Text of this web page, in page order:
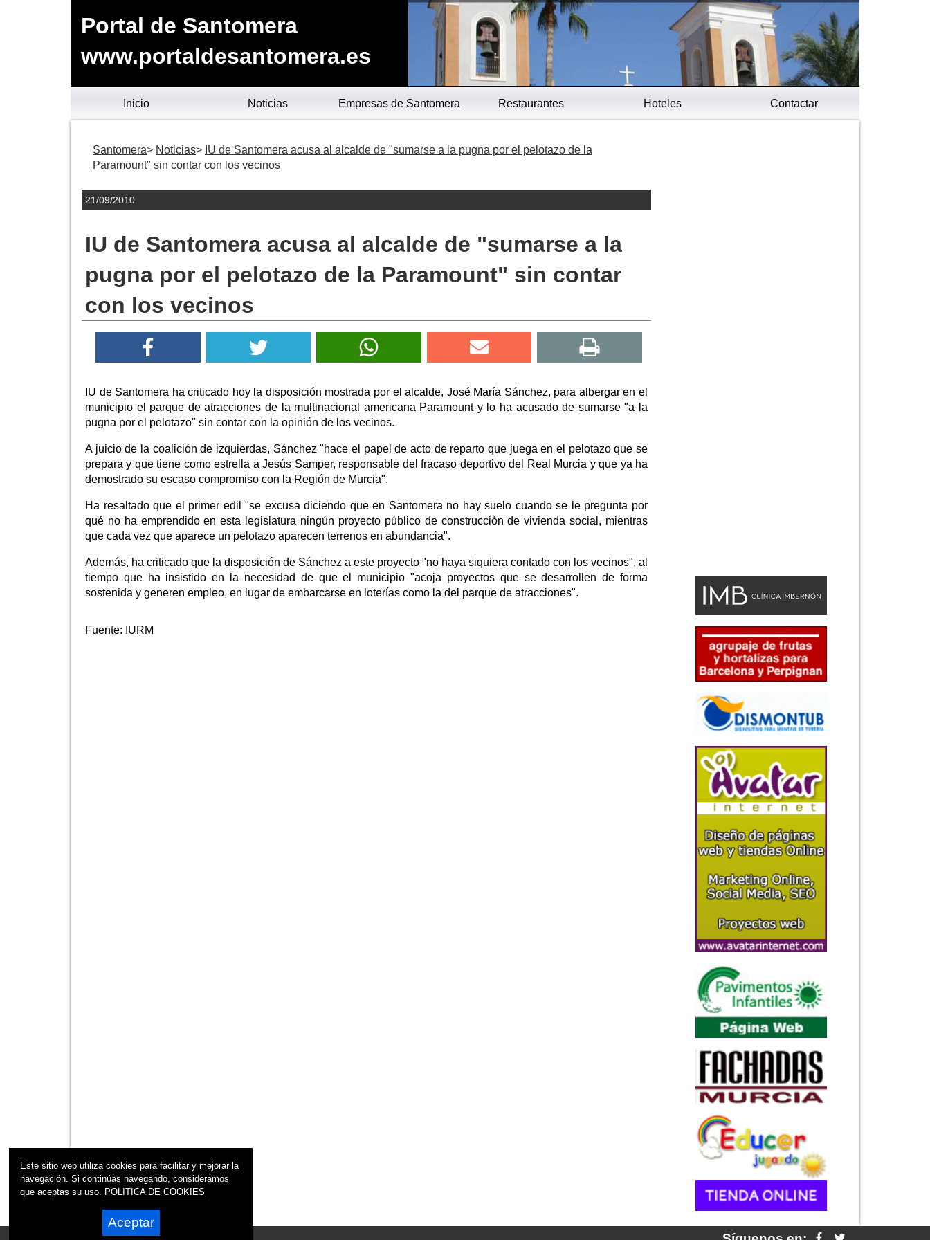
Portal de Santomera
www.portaldesantomera.es
Inicio Noticias Empresas de Santomera Restaurantes Hoteles Contactar
Santomera Noticias
IU de Santomera acusa al alcalde de "sumarse a la pugna por el pelotazo de la
Paramount" sin contar con los vecinos
21/09/2010
IU de Santomera acusa al alcalde de "sumarse a la
pugna por el pelotazo de la Paramount" sin contar
con los vecinos
IU de Santomera ha criticado hoy la disposición mostrada por el alcalde, José María Sánchez, para albergar en el
municipio el parque de atracciones de la multinacional americana Paramount y lo ha acusado de sumarse "a la
pugna por el pelotazo" sin contar con la opinión de los vecinos.
A juicio de la coalición de izquierdas, Sánchez "hace el papel de acto de reparto que juega en el pelotazo que se
prepara y que tiene como estrella a Jesús Samper, responsable del fracaso deportivo del Real Murcia y que ya ha
demostrado su escaso compromiso con la Región de Murcia".
Ha resaltado que el primer edil "se excusa diciendo que en Santomera no hay suelo cuando se le pregunta por
qué no ha emprendido en esta legislatura ningún proyecto público de construcción de vivienda social, mientras
que cada vez que aparece un pelotazo aparecen terrenos en abundancia".
Además, ha criticado que la disposición de Sánchez a este proyecto "no haya siquiera contado con los vecinos", al
tiempo que ha insistido en la necesidad de que el municipio "acoja proyectos que se desarrollen de forma
sostenida y generen empleo, en lugar de embarcarse en loterías como la del parque de atracciones".
Fuente: IURM
Este sitio web utiliza cookies para facilitar y mejorar la
navegación. Si continúas navegando, consideramos
que aceptas su uso. POLITICA DE COOKIES
Aceptar